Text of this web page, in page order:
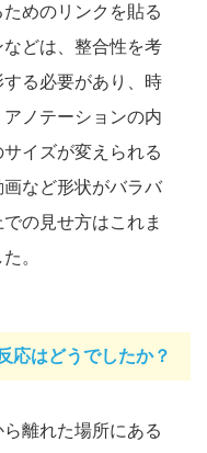
めのリンクを貼る
どは、整合性を考
る必要があり、時
ノテーションの内
イズが変えられる
など形状がバラバ
の見せ方はこれま
。
応はどうでしたか？
離れた場所にある